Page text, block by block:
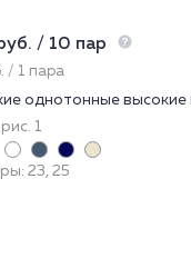
/ 10 пар
/ 1 пара
однотонные высокие
1
23, 25